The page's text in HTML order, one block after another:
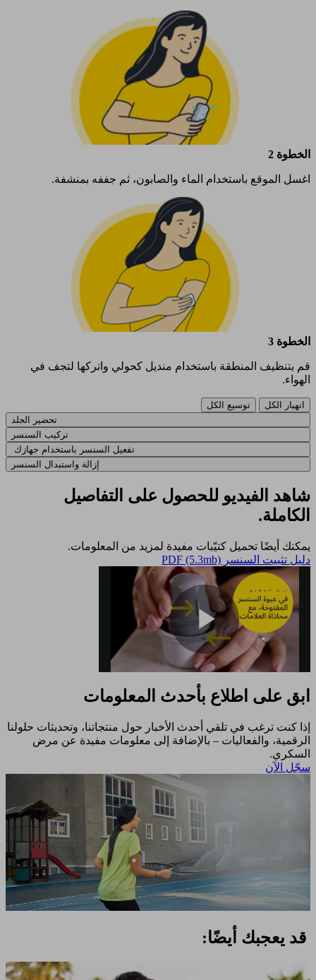
الخطوة 2
اغسل الموقع باستخدام الماء والصابون، ثم جففه بمنشفة.
الخطوة 3
قم بتنظيف المنطقة باستخدام منديل كحولي واتركها لتجف في
الهواء.
انهيار الكل
توسيع الكل
تحضير الجلد
تركيب السنسر​
تفعيل السنسر باستخدام جهازك ​
إزالة واستبدال السنسر
شاهد الفيديو للحصول على التفاصيل
الكاملة.
يمكنك أيضًا تحميل كتيّبات مفيدة لمزيد من المعلومات.​
دليل تثبيت السنسر​ PDF (5.3mb)
Play
Video
ابق على اطلاع بأحدث المعلومات
إذا كنت ترغب في تلقي أحدث الأخبار حول منتجاتنا، وتحديثات حلولنا
الرقمية، والفعاليات – بالإضافة إلى معلومات مفيدة عن مرض
السكري.​
سجّل الآن​
قد يعجبك أيضًا: